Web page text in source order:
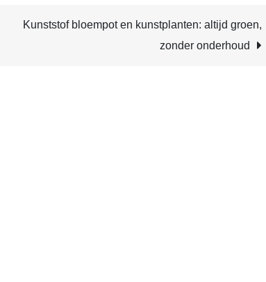
Kunststof bloempot en kunstplanten: altijd groen,
zonder onderhoud